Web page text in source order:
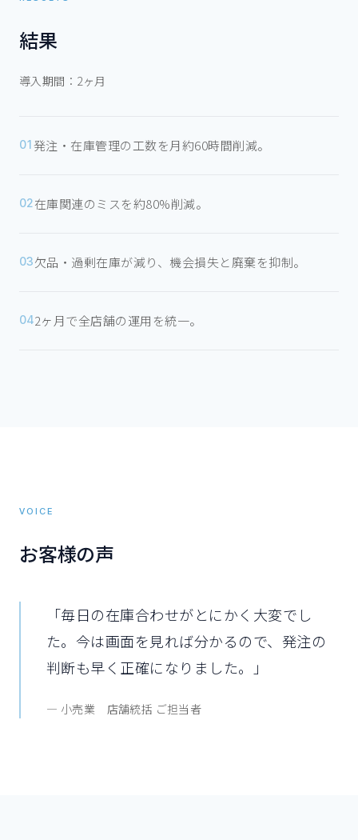
結果
導入期間： 2ヶ月
01発注・在庫管理の工数を月約60時間削減。
02在庫関連のミスを約80%削減。
03欠品・過剰在庫が減り、機会損失と廃棄を抑制。
042ヶ月で全店舗の運用を統一。
VOICE
お客様の声
「毎日の在庫合わせがとにかく大変でし
た。今は画面を見れば分かるので、発注の
判断も早く正確になりました。
」
— 小売業 店舗統括 ご担当者